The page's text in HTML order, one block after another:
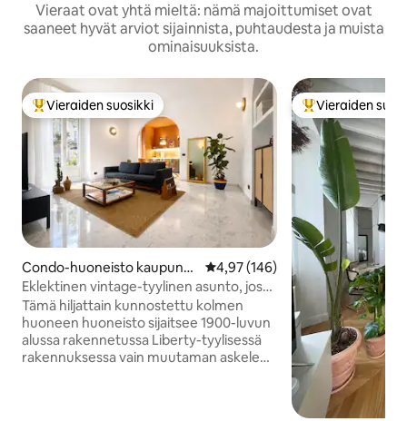
Vieraat ovat yhtä mieltä: nämä majoittumiset ovat
saaneet hyvät arviot sijainnista, puhtaudesta ja muista
ominaisuuksista.
Vieraiden suosikkien parhaimmistoa
Vieraiden suosikki
Condo-huoneisto kaupungi
ssa Milano
Keskimääräinen arvio 4,97/5,
4,97 (146)
Eklektinen vintage-tyylinen asunto, jossa
on boheeminen tunnelma
Tämä hiljattain kunnostettu kolmen
huoneen huoneisto sijaitsee 1900-luvun
alussa rakennetussa Liberty-tyylisessä
rakennuksessa vain muutaman askeleen
Vieraiden
Vieraiden